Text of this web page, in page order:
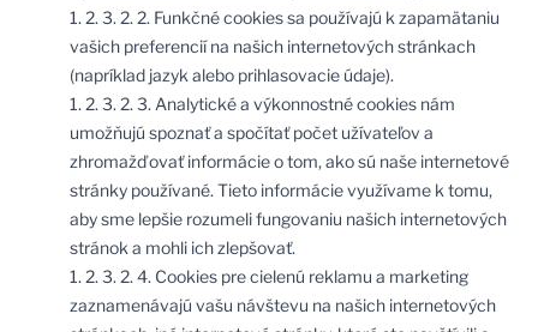
1. 2. 3. 2. 2. Funkčné cookies sa používajú k zapamätaniu
vašich preferencií na našich internetových stránkach
(napríklad jazyk alebo prihlasovacie údaje).
1. 2. 3. 2. 3. Analytické a výkonnostné cookies nám
umožňujú spoznať a spočítať počet užívateľov a
zhromažďovať informácie o tom, ako sú naše internetové
stránky používané. Tieto informácie využívame k tomu,
aby sme lepšie rozumeli fungovaniu našich internetových
stránok a mohli ich zlepšovať.
1. 2. 3. 2. 4. Cookies pre cielenú reklamu a marketing
zaznamenávajú vašu návštevu na našich internetových